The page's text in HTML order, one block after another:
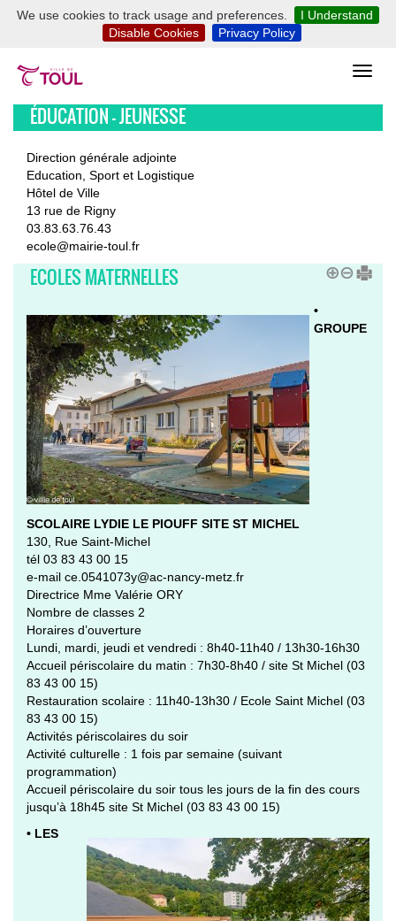
We use cookies to track usage and preferences.
I Understand
Disable Cookies
Privacy Policy
ÉDUCATION - JEUNESSE
Direction générale adjointe
Education, Sport et Logistique
Hôtel de Ville
13 rue de Rigny
03.83.63.76.43
ecole@mairie-toul.fr
ECOLES MATERNELLES
•
GROUPE
SCOLAIRE LYDIE LE PIOUFF SITE ST MICHEL
130, Rue Saint-Michel
tél 03 83 43 00 15
e-mail ce.0541073y@ac-nancy-metz.fr
Directrice Mme Valérie ORY
Nombre de classes 2
Horaires d’ouverture
Lundi, mardi, jeudi et vendredi : 8h40-11h40 / 13h30-16h30
Accueil périscolaire du matin : 7h30-8h40 / site St Michel (03
83 43 00 15)
Restauration scolaire : 11h40-13h30 / Ecole Saint Michel (03
83 43 00 15)
Activités périscolaires du soir
Activité culturelle : 1 fois par semaine (suivant
programmation)
Accueil périscolaire du soir tous les jours de la fin des cours
jusqu’à 18h45 site St Michel (03 83 43 00 15)
• LES